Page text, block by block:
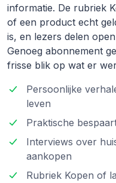
informatie. De rubriek
of een product echt
is, en lezers delen
Genoeg abonnement
frisse blik op wat er
Persoonlijke
leven
Praktische
Interviews over
aankopen
Rubriek Kopen of